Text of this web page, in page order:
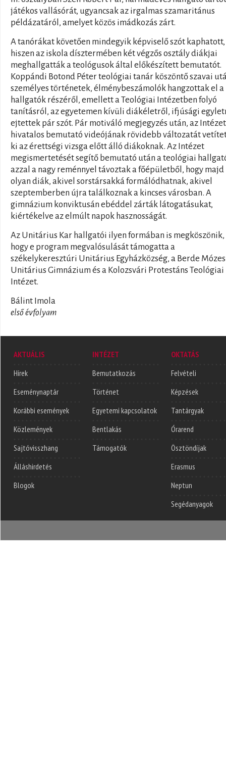
játékos vallásórát, ugyancsak az irgalmas szamaritánus
példázatáról, amelyet közös imádkozás zárt.
A tanórákat követően mindegyik képviselő szót kaphatott,
hiszen az iskola dísztermében két végzős osztály diákjai
meghallgatták a teológusok által előkészített bemutatót.
Koppándi Botond Péter teológiai tanár köszöntő szavai
személyes történetek, élménybeszámolók hangzottak el a
hallgatók részéről, emellett a Teológiai Intézetben folyó
tanításról, az egyetemen kívüli diákéletről, ifjúsági
ejtettek pár szót. Pár motiváló megjegyzés után, az Intézet
hivatalos bemutató videójának rövidebb változatát
ki az érettségi vizsga előtt álló diákoknak. Az Intézet
megismertetését segítő bemutató után a teológiai
azzal a nagy reménnyel távoztak a főépületből, hogy majd
olyan diák, akivel sorstársakká formálódhatnak, akivel
szeptemberben újra találkoznak a kincses városban. A
gimnázium konviktusán ebéddel zárták látogatásukat,
kiértékelve az elmúlt napok hasznosságát.
Az Unitárius Kar hallgatói ilyen formában is megköszönik,
hogy e program megvalósulását támogatta a
székelykeresztúri Unitárius Egyházközség, a Berde Mózes
Unitárius Gimnázium és a Kolozsvári Protestáns Teológiai
Intézet.
Bálint Imola
első évfolyam
AKTUÁLIS
Hírek
Eseménynaptár
Korábbi események
Közlemények
Sajtóvisszhang
Álláshirdetés
Blogok
INTÉZET
Bemutatkozás
Történet
Egyetemi kapcsolatok
Bentlakás
Támogatók
OKTATÁS
Felvételi
Képzések
Tantárgyak
Órarend
Ösztöndíjak
Erasmus
Neptun
Segédanyagok